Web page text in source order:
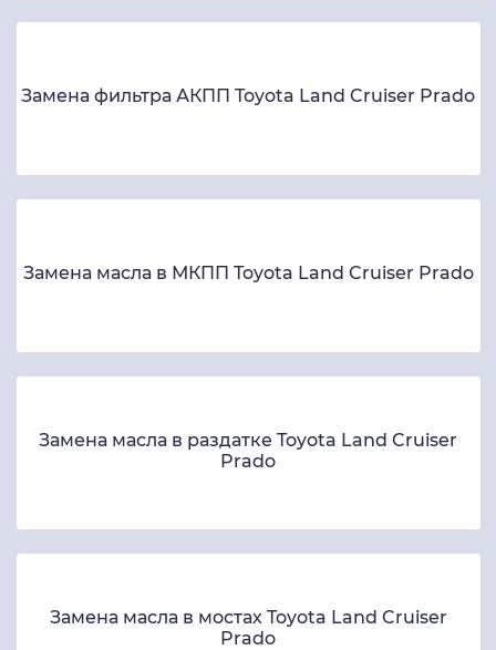
Замена фильтра АКПП Toyota Land Cruiser Prado
Замена масла в МКПП Toyota Land Cruiser Prado
Замена масла в раздатке Toyota Land Cruiser
Prado
Замена масла в мостах Toyota Land Cruiser
Prado